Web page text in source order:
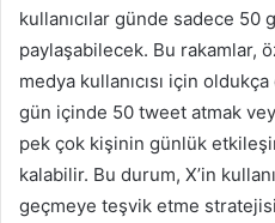
kullanıcılar günde sadece 50
paylaşabilecek. Bu rakamlar,
medya kullanıcısı için
gün içinde 50 tweet atmak
pek çok kişinin günlük
kalabilir. Bu durum, X’in
geçmeye teşvik etme